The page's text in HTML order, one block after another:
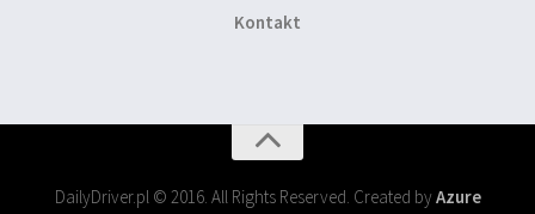
Kontakt
DailyDriver.pl © 2016. All Rights Reserved. Created byAzure